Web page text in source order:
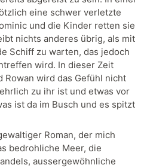
eine schwer verletzte
und die Kinder retten sie
nichts anderes übrig, als mit
Schiff zu warten, das jedoch
wird. In dieser Zeit
Rowan wird das Gefühl nicht
zu ihr ist und etwas vor
ist da im Busch und es spitzt
Roman, der mich
bedrohliche Meer, die
aussergewöhnliche